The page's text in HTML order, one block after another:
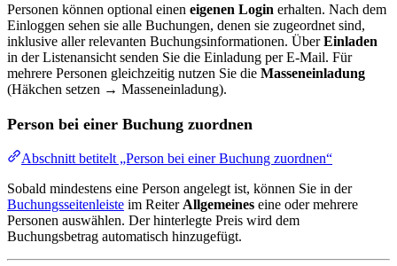
Personen können optional einen eigenen Login erhalten. Nach dem
Einloggen sehen sie alle Buchungen, denen sie zugeordnet sind,
inklusive aller relevanten Buchungsinformationen. ÜberEinladen
in der Listenansicht senden Sie die Einladung per E-Mail. Für
mehrere Personen gleichzeitig nutzen Sie die Masseneinladung
(Häkchen setzen → Masseneinladung).
Person bei einer Buchung zuordnen
Abschnitt betitelt „Person bei einer Buchung zuordnen“
Sobald mindestens eine Person angelegt ist, können Sie in der
Buchungsseitenleiste im Reiter Allgemeines eine oder mehrere
Personen auswählen. Der hinterlegte Preis wird dem
Buchungsbetrag automatisch hinzugefügt.